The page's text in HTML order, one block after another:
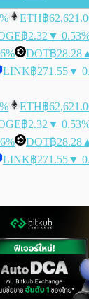
ETH฿
฿2.32 ▼
DOT฿28.28
LINK฿271.55▼
ETH฿
฿2.32 ▼
DOT฿28.28
LINK฿271.55▼